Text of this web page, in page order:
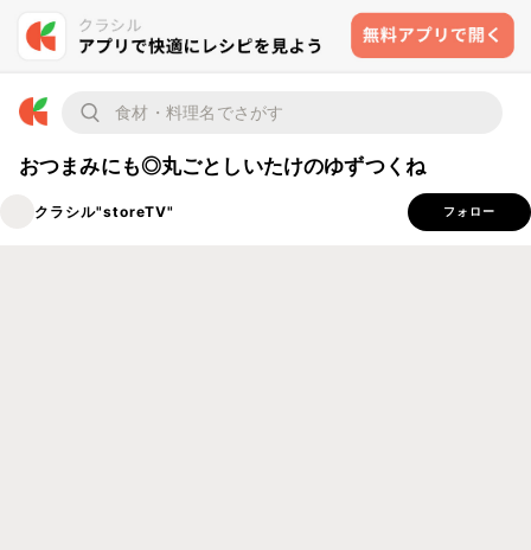
おつまみにも◎丸ごとしいたけのゆずつくね
クラシル"storeTV" フォロー